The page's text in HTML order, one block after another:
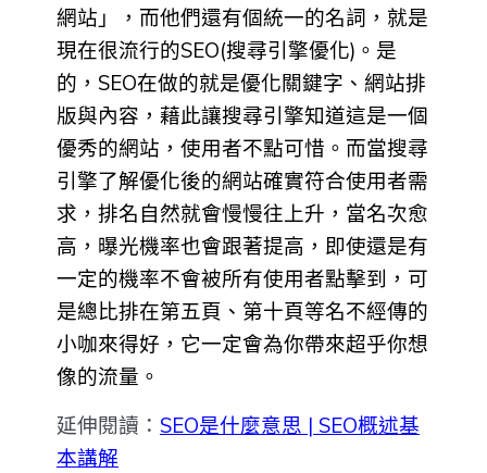
網站」，而他們還有個統一的名詞，就是
現在很流行的SEO(搜尋引擎優化)。 是
的，SEO在做的就是優化關鍵字、網站排
版與內容，藉此讓搜尋引擎知道這是一個
優秀的網站，使用者不點可惜。 而當搜尋
引擎了解優化後的網站確實符合使用者需
求，排名自然就會慢慢往上升，當名次愈
高，曝光機率也會跟著提高，即使還是有
一定的機率不會被所有使用者點擊到，可
是總比排在第五頁、第十頁等名不經傳的
小咖來得好，它一定會為你帶來超乎你想
像的流量。
延伸閱讀： SEO是什麼意思 | SEO概述基
本講解